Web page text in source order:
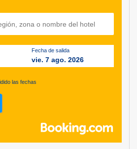
Fecha de salida
vie. 7 ago. 2026
las fechas